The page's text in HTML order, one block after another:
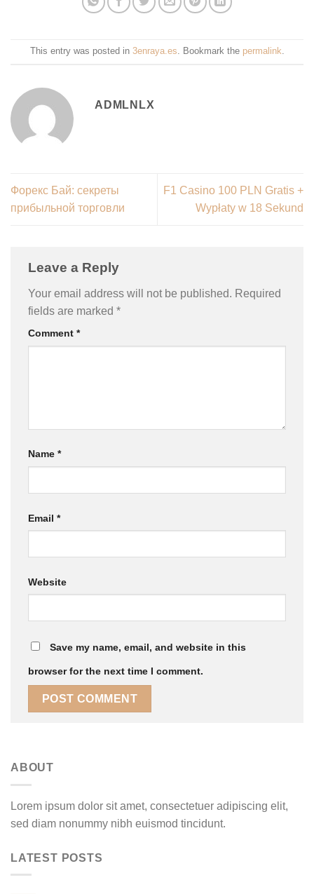
This entry was posted in 3enraya.es. Bookmark the permalink.
ADMLNLX
Форекс Бай: секреты
прибыльной торговли
F1 Casino 100 PLN Gratis +
Wypłaty w 18 Sekund
Leave a Reply
Your email address will not be published. Required
fields are marked *
Comment *
Name *
Email *
Website
Save my name, email, and website in this
browser for the next time I comment.
ABOUT
Lorem ipsum dolor sit amet, consectetuer adipiscing elit,
sed diam nonummy nibh euismod tincidunt.
LATEST POSTS